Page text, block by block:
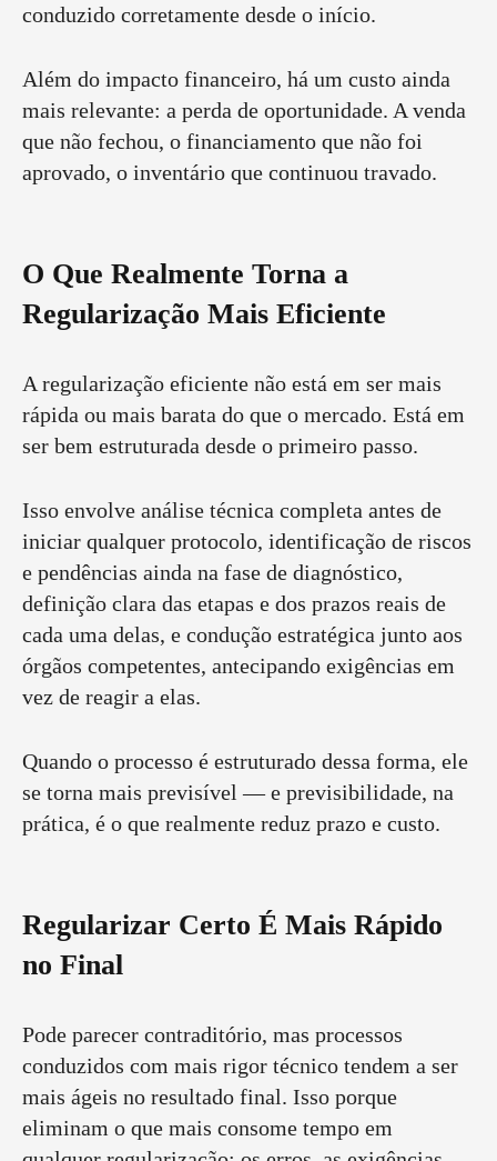
conduzido corretamente desde o início.
Além do impacto financeiro, há um custo ainda
mais relevante: a perda de oportunidade. A venda
que não fechou, o financiamento que não foi
aprovado, o inventário que continuou travado.
O Que Realmente Torna a
Regularização Mais Eficiente
A regularização eficiente não está em ser mais
rápida ou mais barata do que o mercado. Está em
ser bem estruturada desde o primeiro passo.
Isso envolve análise técnica completa antes de
iniciar qualquer protocolo, identificação de riscos
e pendências ainda na fase de diagnóstico,
definição clara das etapas e dos prazos reais de
cada uma delas, e condução estratégica junto aos
órgãos competentes, antecipando exigências em
vez de reagir a elas.
Quando o processo é estruturado dessa forma, ele
se torna mais previsível — e previsibilidade, na
prática, é o que realmente reduz prazo e custo.
Regularizar Certo É Mais Rápido
no Final
Pode parecer contraditório, mas processos
conduzidos com mais rigor técnico tendem a ser
mais ágeis no resultado final. Isso porque
eliminam o que mais consome tempo em